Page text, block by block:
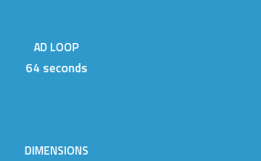
AD LOOP
64 seconds
DIMENSIONS